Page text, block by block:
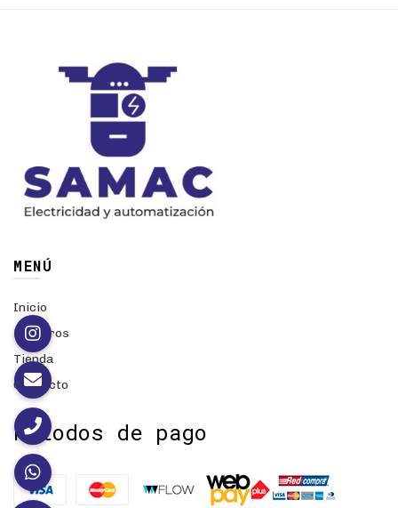
MENÚ
Inicio
Nosotros
Tienda
Contacto
Métodos de pago